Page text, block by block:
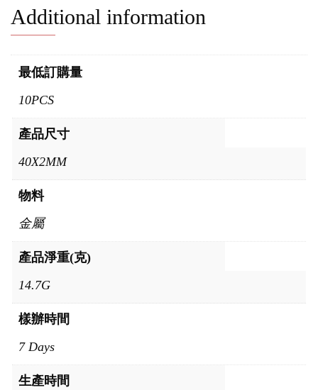
Additional information
最低訂購量
10PCS
產品尺寸
40X2MM
物料
金屬
產品淨重(克)
14.7G
樣辦時間
7 Days
生產時間